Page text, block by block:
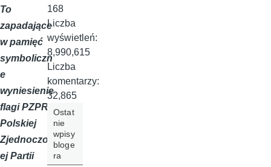
To
zapadające
w pamięć
symboliczn
e
wyniesienie
flagi PZPR -
Polskiej
Zjednoczon
ej Partii
168
Liczba
wyświetleń:
8,990,615
Liczba
komentarzy:
32,865
Ostat
nie
wpisy
bloge
ra